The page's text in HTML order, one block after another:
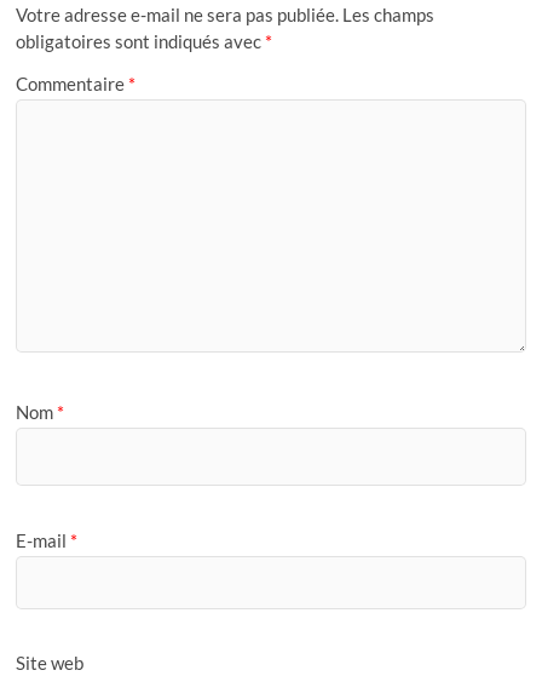
Votre adresse e-mail ne sera pas publiée. Les champs
obligatoires sont indiqués avec *
Commentaire *
Nom *
E-mail *
Site web